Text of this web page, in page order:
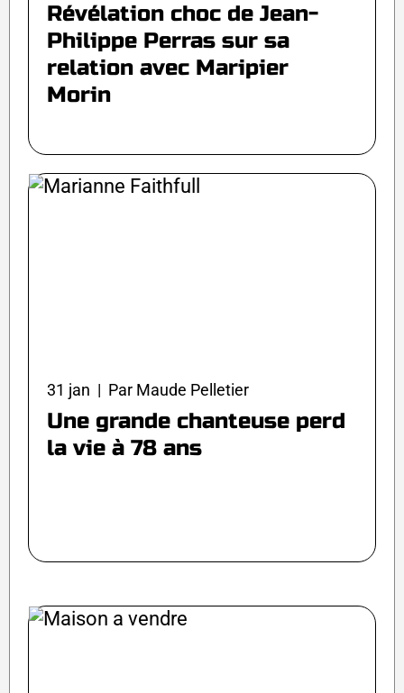
Révélation choc de Jean-
Philippe Perras sur sa
relation avec Maripier
Morin
31 jan | Par Maude Pelletier
Une grande chanteuse perd
la vie à 78 ans